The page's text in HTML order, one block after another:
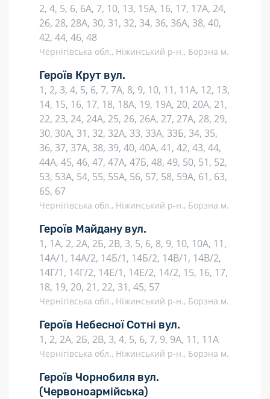
2, 4, 5, 6, 6А, 7, 10, 13, 15А, 16, 17, 17А, 24,
26, 28, 28А, 30, 31, 32, 34, 36, 36А, 38, 40,
42, 44, 46, 48
Чернігівська обл., Ніжинський р-н., Борзна м.
Героїв Крут вул.
1, 2, 3, 4, 5, 6, 7, 7А, 8, 9, 10, 11, 11А, 12, 13,
14, 15, 16, 17, 18, 18А, 19, 19А, 20, 20А, 21,
22, 23, 24, 24А, 25, 26, 26А, 27, 27А, 28, 29,
30, 30А, 31, 32, 32А, 33, 33А, 33Б, 34, 35,
36, 37, 37А, 38, 39, 40, 40А, 41, 42, 43, 44,
44А, 45, 46, 47, 47А, 47Б, 48, 49, 50, 51, 52,
53, 53А, 54, 55, 55А, 56, 57, 58, 59А, 61, 63,
65, 67
Чернігівська обл., Ніжинський р-н., Борзна м.
Героїв Майдану вул.
1, 1А, 2, 2А, 2Б, 2В, 3, 5, 6, 8, 9, 10, 10А, 11,
14А/1, 14А/2, 14Б/1, 14Б/2, 14В/1, 14В/2,
14Г/1, 14Г/2, 14Е/1, 14Е/2, 14/2, 15, 16, 17,
18, 19, 20, 21, 22, 31, 45, 57
Чернігівська обл., Ніжинський р-н., Борзна м.
Героїв Небесної Сотні вул.
1, 2, 2А, 2Б, 2В, 3, 4, 5, 6, 7, 9, 9А, 11, 11А
Чернігівська обл., Ніжинський р-н., Борзна м.
Героїв Чорнобиля вул.
(Червоноармійська)